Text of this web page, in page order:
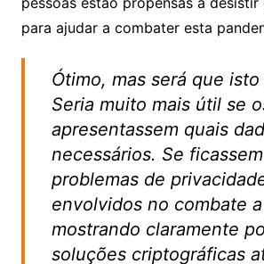
para ajudar a combater esta
Ótimo, mas será que
Seria muito mais útil se
apresentassem quais
necessários. Se
problemas de
envolvidos no combate
mostrando claramente
soluções criptográficas